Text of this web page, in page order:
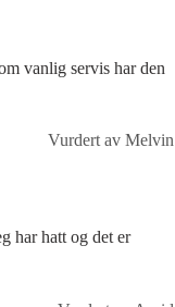
vanlig servis har den
Vurdert av Melvin
har hatt og det er